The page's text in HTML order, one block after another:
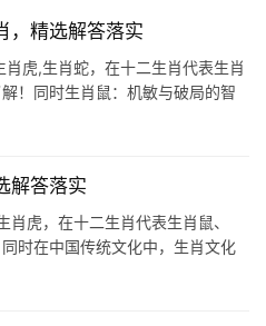
，精选解答落实
虎,生肖蛇，在十二生肖代表生肖
！同时生肖鼠：机敏与破局的智
或职场边缘化，事业上，团队停
解答落实
虎，在十二生肖代表生肖鼠、
时在中国传统文化中，生肖文化
“膏梁锦绣”这一成语背后的生肖寓